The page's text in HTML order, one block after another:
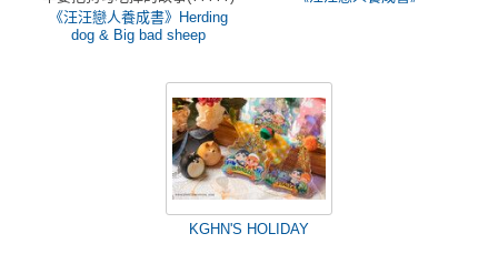
《汪汪戀人養成書》Herding
dog & Big bad sheep
KGHN'S HOLIDAY